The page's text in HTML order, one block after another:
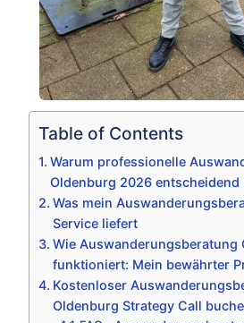
Table of Contents
Warum professionelle
Oldenburg 2026 entscheidend
Was mein
Service liefert
Wie Auswanderungsberatung
funktioniert: Mein bewährter
Kostenloser
Oldenburg Strategy Call